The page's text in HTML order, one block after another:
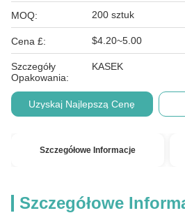
MOQ: 200 sztuk
Cena £: $4.20~5.00
Szczegóły
Opakowania:
KASEK
Uzyskaj Najlepszą Cenę
Szczegółowe Informacje
Szczegółowe